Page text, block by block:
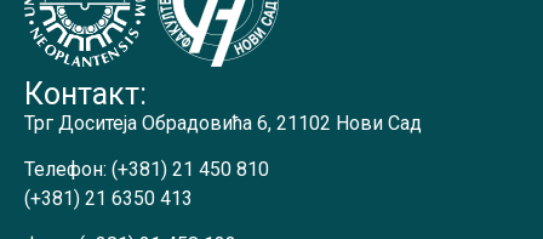
Контакт:
Трг Доситеја Обрадовића 6, 21102 Нови Сад
Телефон: (+381) 21 450 810
(+381) 21 6350 413